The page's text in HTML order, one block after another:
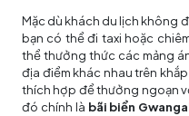
Mặc dù khách du lịch không
bạn có thể đi taxi hoặc
thể thưởng thức các mảng
địa điểm khác nhau trên
thích hợp để thưởng ngoạn
đó chính là bãi biển